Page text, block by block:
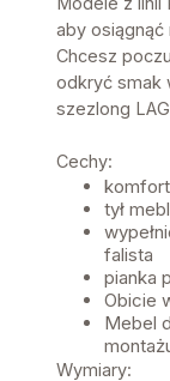
aby osiągnąć
Chcesz
odkryć smak
szezlong
Cechy:
tył
falista
pianka
Obicie
Mebel
Wymiary: